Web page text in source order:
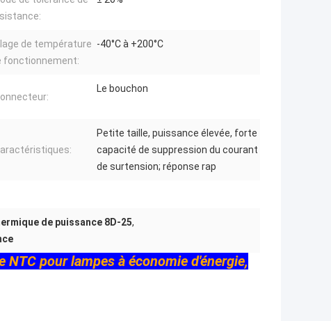
de température
fonctionnement:
-40°C à +200°C
Le bouchon
Petite taille, puissance élevée, forte
capacité de suppression du courant
de surtension; réponse rap
de puissance 8D-25,
pour lampes à économie d'énergie,